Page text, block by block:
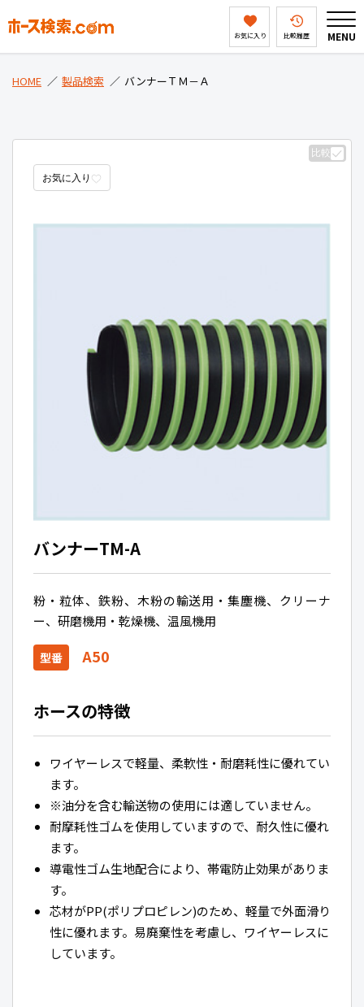
お気に入り 比較履歴 MENU
HOME
ホース検索ドットコムとは
HOME 製品検索 バンナーＴＭ－Ａ
比較
お気に入り
バンナーTM-A
粉・粒体、鉄粉、木粉の輸送用・集塵機、クリーナ
ー、研磨機用・乾燥機、温風機用
型番 A50
ホースの特徴
ワイヤーレスで軽量、柔軟性・耐磨耗性に優れてい
ます。
※油分を含む輸送物の使用には適していません。
耐摩耗性ゴムを使用していますので、耐久性に優れ
ます。
導電性ゴム生地配合により、帯電防止効果がありま
す。
芯材がPP(ポリプロピレン)のため、軽量で外面滑り
性に優れます。易廃棄性を考慮し、ワイヤーレスに
しています。